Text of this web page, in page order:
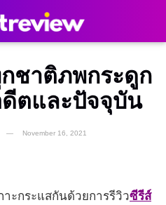
ชาติภพกระดูก
ตและปัจจุบัน
November 16, 2021
ะกระแสกันด้วยการรีวิวซีรีส์